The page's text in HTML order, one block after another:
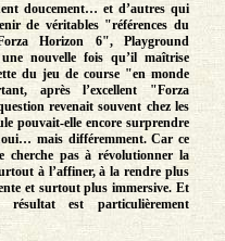
doucement… et d’autres qui
de véritables "références du
Horizon 6", Playground
nouvelle fois qu’il maîtrise
du jeu de course "en monde
après l’excellent "Forza
revenait souvent chez les
pouvait-elle encore surprendre
mais différemment. Car ce
cherche pas à révolutionner la
à l’affiner, à la rendre plus
et surtout plus immersive. Et
résultat est particulièrement